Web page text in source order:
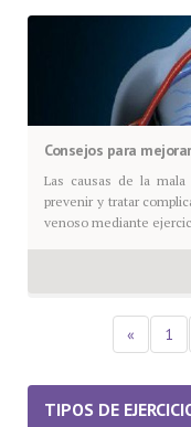
Consejos para
Las causas de la
prevenir y tratar
venoso mediante
« 1
TIPOS DE